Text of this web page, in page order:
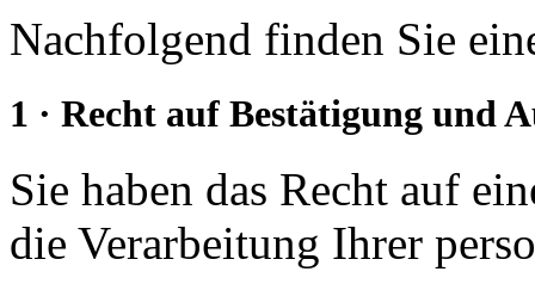
Nachfolgend finden Sie
1 · Recht auf Bestätigung und
Sie haben das Recht auf
die Verarbeitung Ihrer